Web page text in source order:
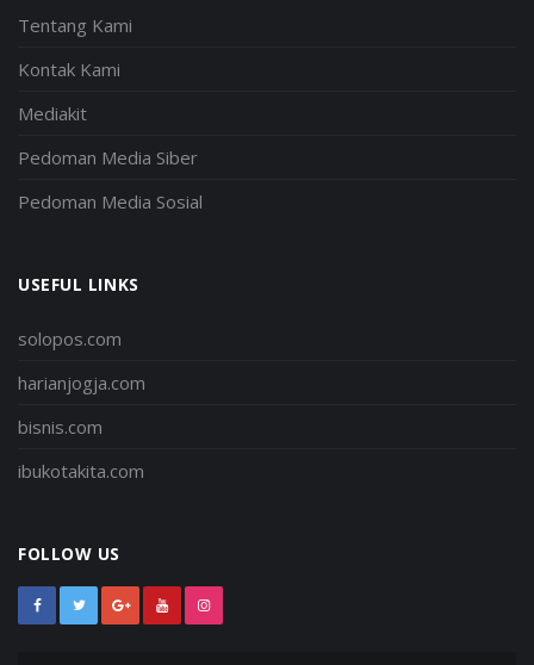
Tentang Kami
Kontak Kami
Mediakit
Pedoman Media Siber
Pedoman Media Sosial
USEFUL LINKS
solopos.com
harianjogja.com
bisnis.com
ibukotakita.com
FOLLOW US